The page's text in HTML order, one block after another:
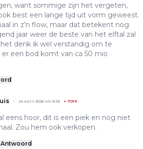
want sommige zijn het vergeten,
best een lange tijd uit vorm geweest.
in z'n flow, maar dat betekent nog
jaar weer de beste van het elftal zal
het denk ik wel verstandig om te
een bod komt van ca 50 mio
24 april 2026 om 6:53 + 7019
eens hoor, dit is een piek en nog niet
Zou hem ook verkopen.
Antwoord